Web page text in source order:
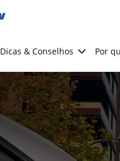
Dicas & Conselhos Por